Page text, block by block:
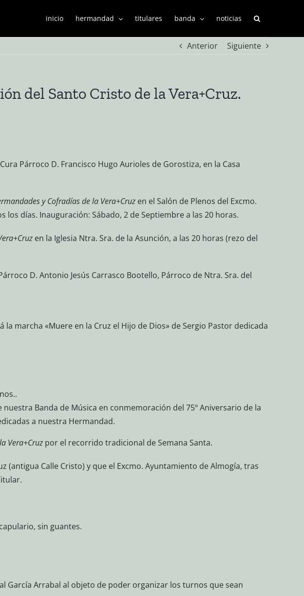
inicio hermandad titulares banda noticias
Anterior Siguiente
del Santo Cristo de la Vera+Cruz.
Párroco D. Francisco Hugo Aurioles de Gorostiza, en la Casa
y Cofradías de la Vera+Cruz en el Salón de Plenos del Excmo.
días. Inauguración: Sábado, 2 de Septiembre a las 20 horas.
en la Iglesia Ntra. Sra. de la Asunción, a las 20 horas (rezo del
D. Antonio Jesús Carrasco Bootello, Párroco de Ntra. Sra. del
marcha «Muere en la Cruz el Hijo de Dios» de Sergio Pastor dedicada
Banda de Música en conmemoración del 75º Aniversario de la
a nuestra Hermandad.
Vera+Cruz por el recorrido tradicional de Semana Santa.
Calle Cristo) y que el Excmo. Ayuntamiento de Almogía, tras
sin guantes.
García Arrabal al objeto de poder organizar los turnos que sean